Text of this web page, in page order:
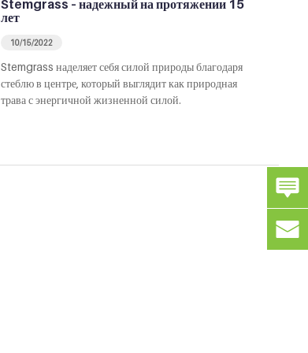
Stemgrass – надежный на протяжении 15
лет
10/15/2022
Stemgrass наделяет себя силой природы благодаря
стеблю в центре, который выглядит как природная
трава с энергичной жизненной силой.